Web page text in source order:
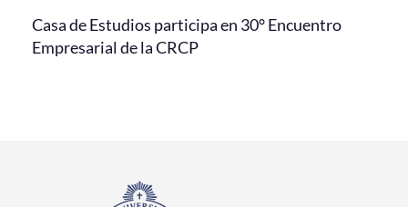
Casa de Estudios participa en 30° Encuentro
Empresarial de la CRCP